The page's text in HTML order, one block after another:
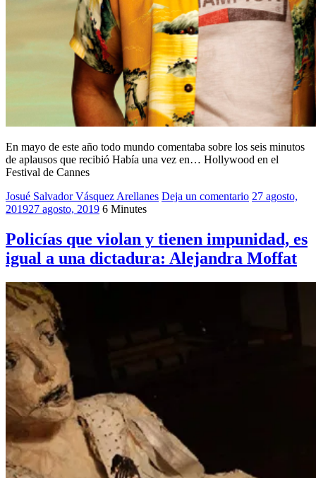
En mayo de este año todo mundo comentaba sobre los seis minutos
de aplausos que recibió Había una vez en… Hollywood en el
Festival de Cannes
Josué Salvador Vásquez Arellanes 2019 ,
vez
en…
Hollywood,
Cinéfago
Deja un comentario 27 agosto,
201927 agosto, 2019 6 Minutes
Policías que violan y tienen impunidad, es
igual a una dictadura: Alejandra Moffat